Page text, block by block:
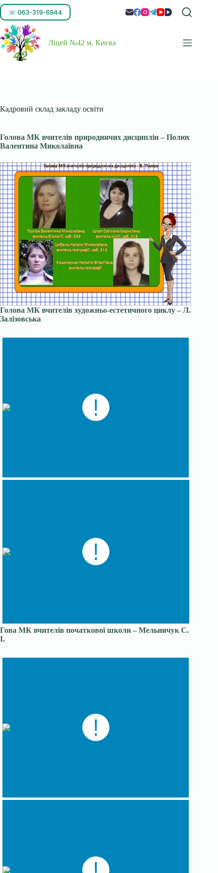
☏ 063-319-6944
Ліцей №42 м. Києва
Кадровий склад закладу освіти
Голова МК вчителів природничих дисциплін – Полюх
Валентина Миколаївна
Голова МК вчителів художньо-естетичного циклу – Л.
Залізовська
Гова МК вчителів початкової школи – Мельничук С.
І.